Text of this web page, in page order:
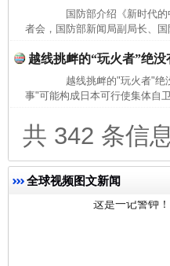
国防部介绍《新时代的
者会，国防部新闻局副局长、
越线挑衅的“玩火者”绝没
越线挑衅的"玩火者"绝
事"可能构成日本可行使集体自
共 342 条信
全球视频图文新闻
这是一记警钟！